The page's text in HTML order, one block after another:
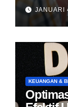
JANUARI
KEUANGAN &